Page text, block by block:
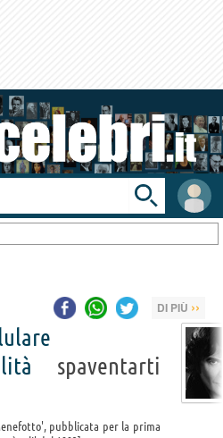
User
area
Toggle
search
bar
DI PIÙ ››
spaventarti
pubblicata per la prima